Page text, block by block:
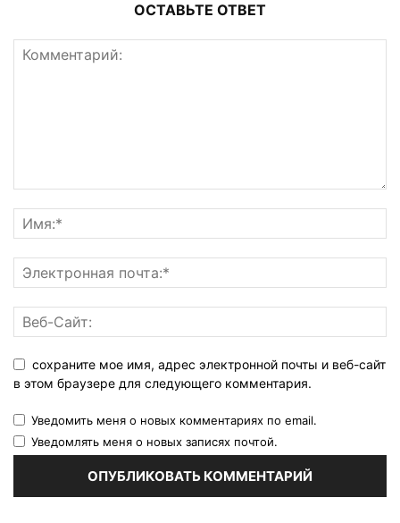
ОСТАВЬТЕ ОТВЕТ
сохраните мое имя, адрес электронной почты и веб-сайт
в этом браузере для следующего комментария.
Уведомить меня о новых комментариях по email.
Уведомлять меня о новых записях почтой.